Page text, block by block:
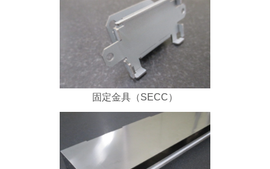
固定金具（SECC）